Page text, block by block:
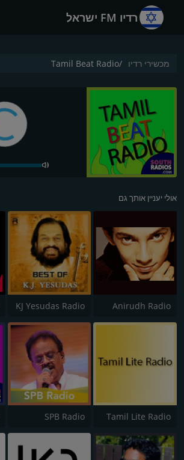
רדיו FM ישראל
מכשירי רדיו Tamil Beat Radio
אולי יעניין אותך גם
Anirudh Radio
KJ Yesudas Radio
Tamil Lite Radio
SPB Radio